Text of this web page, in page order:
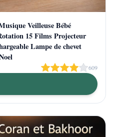
Veilleuse Bébé
15 Films Projecteur
Lampe de chevet
609